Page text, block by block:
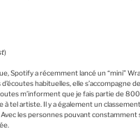
)
Spotify a récemment lancé un “mini”
habituelles, elle s’accompagne
m’informent que je fais partie de
tel artiste. Il y a également un
les personnes pouvant constamment